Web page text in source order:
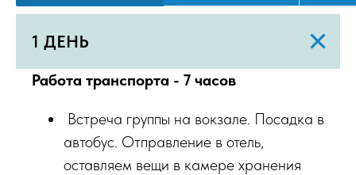
1 ДЕНЬ
Работа транспорта - 7 часов
Встреча группы на вокзале. Посадка в
автобус. Отправление в отель,
оставляем вещи в камере хранения